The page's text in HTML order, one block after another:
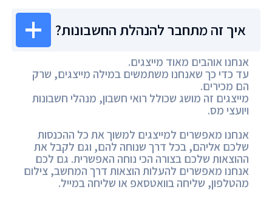
איך זה מתחבר להנהלת החשבונות?
אנחנו אוהבים מאוד מייצגים.
עד כדי כך שאנחנו משתמשים במילה מייצגים, שרק
הם מכירים.
מייצגים זה מושג שכולל רואי חשבון, מנהלי חשבונות
ויועצי מס.
אנחנו מאפשרים למייצגים למשוך את כל ההכנסות
שלכם אליהם, בכל דרך שנוחה להם, וגם לקבל את
ההוצאות שלכם בצורה הכי נוחה האפשרית. גם לכם
אנחנו מאפשרים להעלות הוצאות דרך המחשב, צילום
מהטלפון, שליחה בוואטסאפ או שליחה במייל.